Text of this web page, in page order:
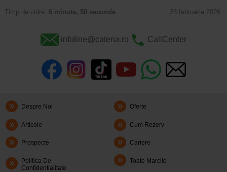
Timp de citire: 6 minute, 50 secunde 23 februarie 2026
infoline@catena.ro CallCenter
Despre Noi Oferte
Articole Cum Rezerv
Prospecte Cariere
Politica De
Confidentialitate
Toate Marcile